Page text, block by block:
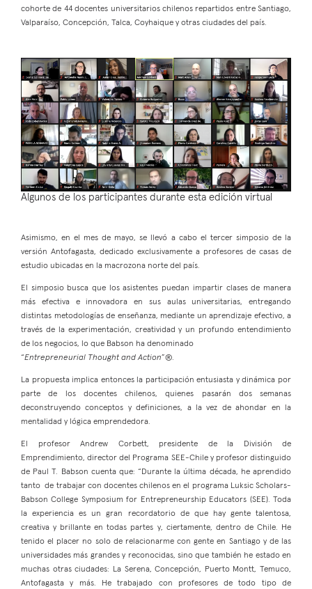
cohorte de 44 docentes universitarios chilenos repartidos entre Santiago,
Valparaíso, Concepción, Talca, Coyhaique y otras ciudades del país.
Algunos de los participantes durante esta edición virtual
Asimismo, en el mes de mayo, se llevó a cabo el tercer simposio de la
versión Antofagasta, dedicado exclusivamente a profesores de casas de
estudio ubicadas en la macrozona norte del país.
El simposio busca que los asistentes puedan impartir clases de manera
más efectiva e innovadora en sus aulas universitarias, entregando
distintas metodologías de enseñanza, mediante un aprendizaje efectivo, a
través de la experimentación, creatividad y un profundo entendimiento
de los negocios, lo que Babson ha denominado
“Entrepreneurial Thought and Action”®.
La propuesta implica entonces la participación entusiasta y dinámica por
parte de los docentes chilenos, quienes pasarán dos semanas
deconstruyendo conceptos y definiciones, a la vez de ahondar en la
mentalidad y lógica emprendedora.
El profesor Andrew Corbett, presidente de la División de
Emprendimiento, director del Programa SEE-Chile y profesor distinguido
de Paul T. Babson cuenta que: “Durante la última década, he aprendido
tanto de trabajar con docentes chilenos en el programa Luksic Scholars-
Babson College Symposium for Entrepreneurship Educators (SEE). Toda
la experiencia es un gran recordatorio de que hay gente talentosa,
creativa y brillante en todas partes y, ciertamente, dentro de Chile. He
tenido el placer no solo de relacionarme con gente en Santiago y de las
universidades más grandes y reconocidas, sino que también he estado en
muchas otras ciudades: La Serena, Concepción, Puerto Montt, Temuco,
Antofagasta y más. He trabajado con profesores de todo tipo de